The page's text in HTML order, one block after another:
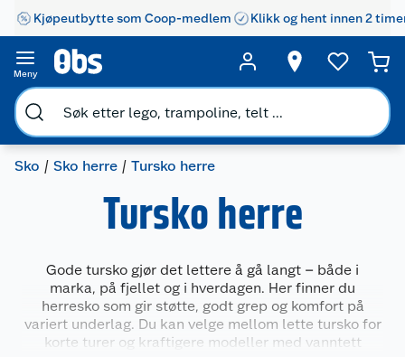
Kjøpeutbytte som Coop-medlem Klikk og hent innen 2
Meny
Sko Sko herre Tursko herre
Tursko herre
Gode tursko gjør det lettere å gå langt – både i
marka, på fjellet og i hverdagen. Her finner du
herresko som gir støtte, godt grep og komfort på
variert underlag. Du kan velge mellom lette tursko for
korte turer og kraftigere modeller med vanntett